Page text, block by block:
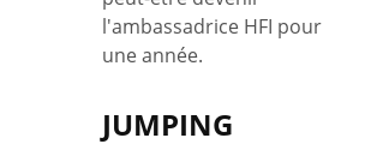
l'ambassadrice HFI pour
une année.
JUMPING